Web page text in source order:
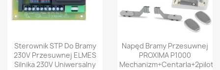
Sterownik STP Do Bramy
230V Przesuwnej ELMES
Silnika 230V Uniwersalny
Napęd Bramy Przesuwnej
PROXIMA P1000
Mechanizm+centarla+2piloty